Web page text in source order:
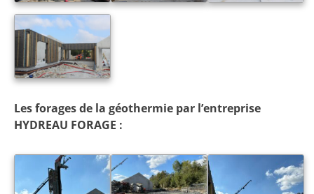
Les forages de la géothermie par l’entreprise
HYDREAU FORAGE :